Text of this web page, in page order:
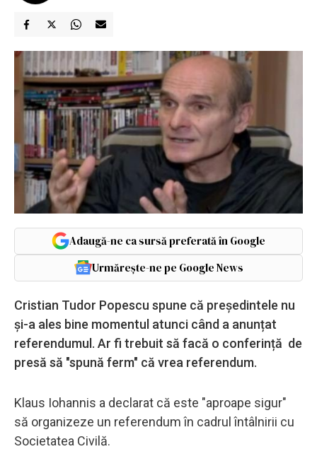
Adaugă-ne ca sursă preferată în Google
Urmărește-ne pe Google News
Cristian Tudor Popescu spune că președintele nu
și-a ales bine momentul atunci când a anunțat
referendumul. Ar fi trebuit să facă o conferință de
presă să "spună ferm" că vrea referendum.
Klaus Iohannis a declarat că este "aproape sigur"
să organizeze un referendum în cadrul întâlnirii cu
Societatea Civilă.